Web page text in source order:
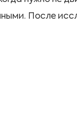
После